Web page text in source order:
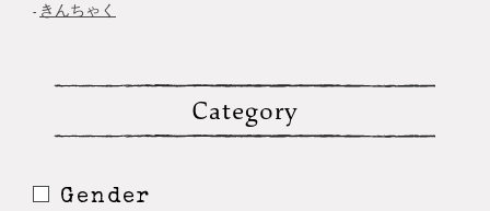
きんちゃく
Category
Gender